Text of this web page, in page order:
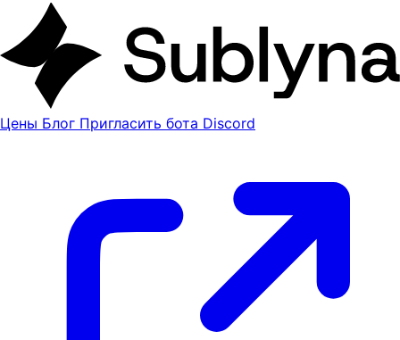
Цены Блог Пригласить бота Discord